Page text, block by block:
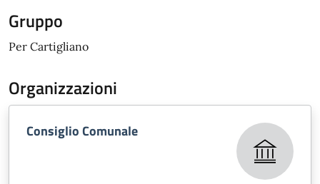
Gruppo
Per Cartigliano
Organizzazioni
Consiglio Comunale